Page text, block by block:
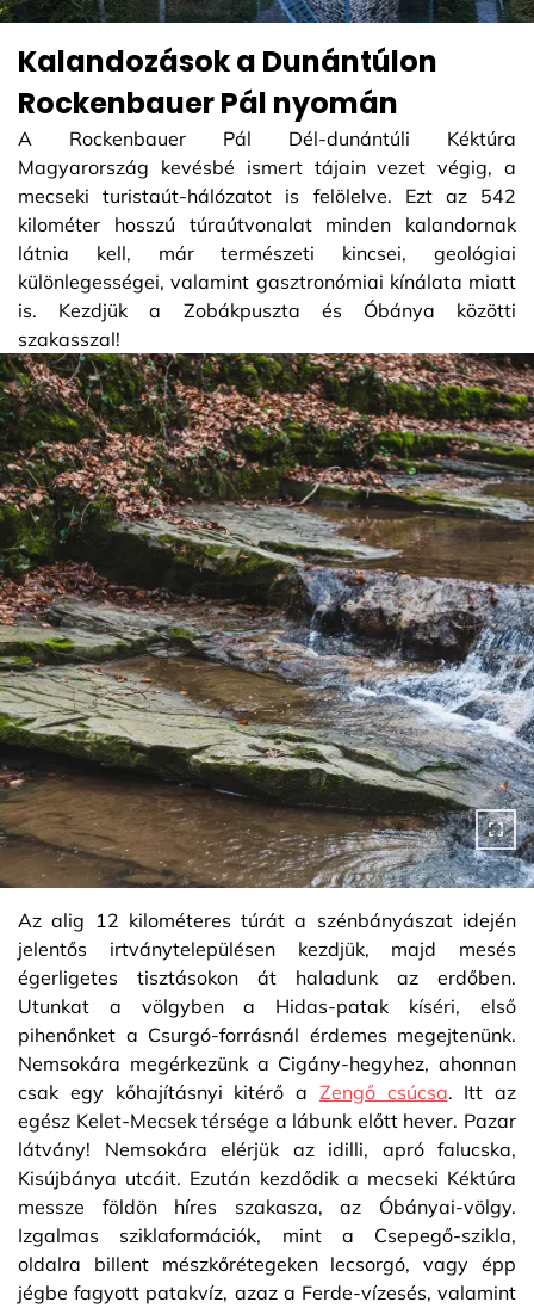
Kalandozások a Dunántúlon
Rockenbauer Pál nyomán
A Rockenbauer Pál Dél-dunántúli Kéktúra
Magyarország kevésbé ismert tájain vezet végig, a
mecseki turistaút-hálózatot is felölelve. Ezt az 542
kilométer hosszú túraútvonalat minden kalandornak
látnia kell, már természeti kincsei, geológiai
különlegességei, valamint gasztronómiai kínálata miatt
is. Kezdjük a Zobákpuszta és Óbánya közötti
szakasszal!
Az alig 12 kilométeres túrát a szénbányászat idején
jelentős irtványtelepülésen kezdjük, majd mesés
égerligetes tisztásokon át haladunk az erdőben.
Utunkat a völgyben a Hidas-patak kíséri, első
pihenőnket a Csurgó-forrásnál érdemes megejtenünk.
Nemsokára megérkezünk a Cigány-hegyhez, ahonnan
csak egy kőhajításnyi kitérő a Zengő csúcsa. Itt az
egész Kelet-Mecsek térsége a lábunk előtt hever. Pazar
látvány! Nemsokára elérjük az idilli, apró falucska,
Kisújbánya utcáit. Ezután kezdődik a mecseki Kéktúra
messze földön híres szakasza, az Óbányai-völgy.
Izgalmas sziklaformációk, mint a Csepegő-szikla,
oldalra billent mészkőrétegeken lecsorgó, vagy épp
jégbe fagyott patakvíz, azaz a Ferde-vízesés, valamint